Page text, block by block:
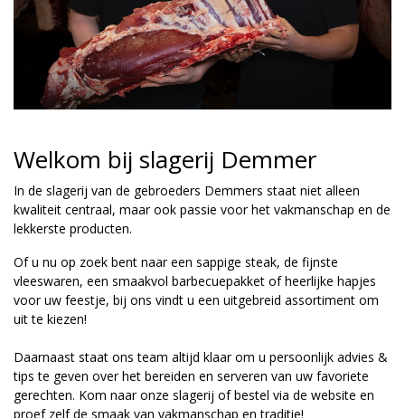
Welkom bij slagerij Demmer
In de slagerij van de gebroeders Demmers staat niet alleen
kwaliteit centraal, maar ook passie voor het vakmanschap en de
lekkerste producten.
Of u nu op zoek bent naar een sappige steak, de fijnste
vleeswaren, een smaakvol barbecuepakket of heerlijke hapjes
voor uw feestje, bij ons vindt u een uitgebreid assortiment om
uit te kiezen!
Daarnaast staat ons team altijd klaar om u persoonlijk advies &
tips te geven over het bereiden en serveren van uw favoriete
gerechten. Kom naar onze slagerij of bestel via de website en
proef zelf de smaak van vakmanschap en traditie!